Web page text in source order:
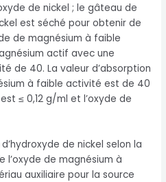
de nickel ; le gâteau de
est séché pour obtenir de
de magnésium à faible
actif avec une
de 40. La valeur d’absorption
à faible activité est de 40
≤ 0,12 g/ml et l’oxyde de
de nickel selon la
l’oxyde de magnésium à
auxiliaire pour la source